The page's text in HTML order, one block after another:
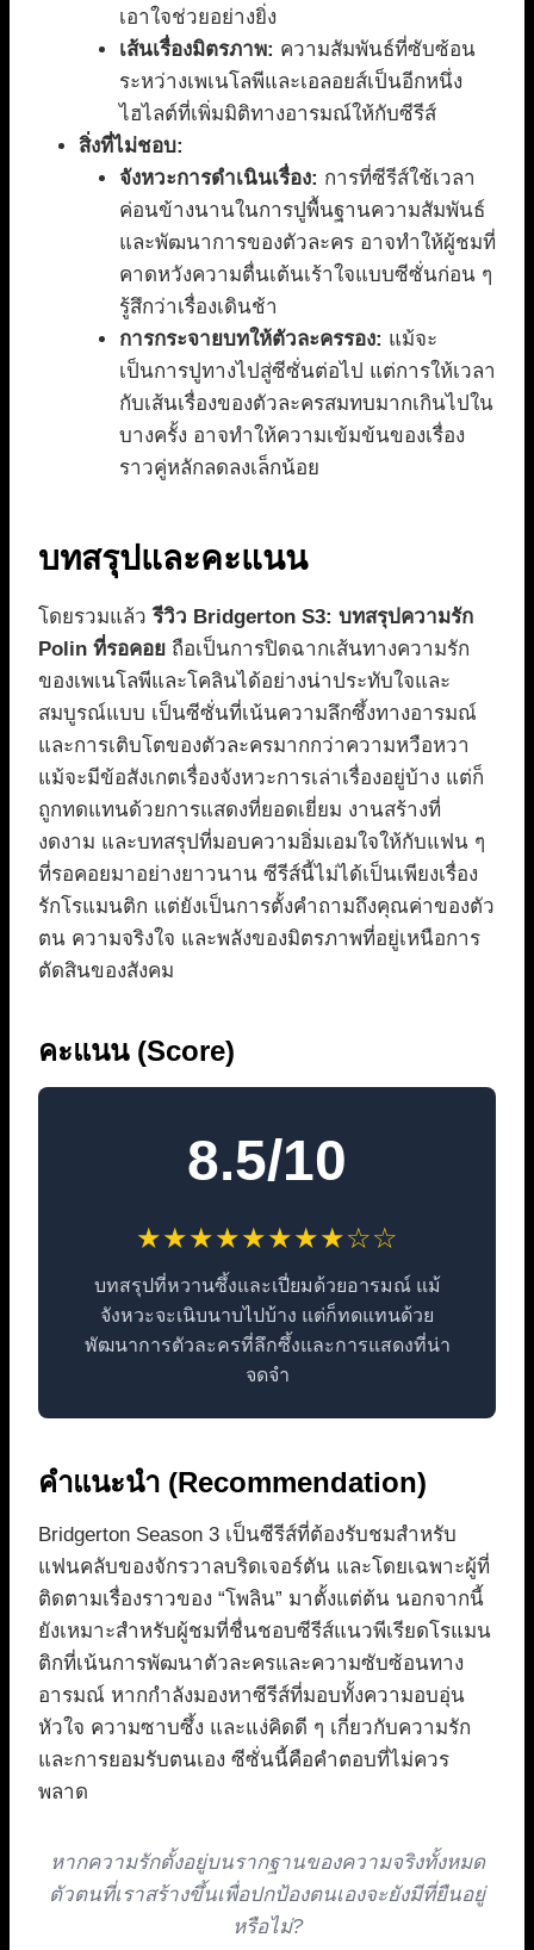
เอาใจช่วยอย่างยิ่ง
เส้นเรื่องมิตรภาพ: ความสัมพันธ์ที่ซับซ้อน
ระหว่างเพเนโลพีและเอลอยส์เป็นอีกหนึ่ง
ไฮไลต์ที่เพิ่มมิติทางอารมณ์ให้กับซีรีส์
สิ่งที่ไม่ชอบ:
จังหวะการดำเนินเรื่อง: การที่ซีรีส์ใช้เวลา
ค่อนข้างนานในการปูพื้นฐานความสัมพันธ์
และพัฒนาการของตัวละคร อาจทำให้ผู้ชมที่
คาดหวังความตื่นเต้นเร้าใจแบบซีซั่นก่อน ๆ
รู้สึกว่าเรื่องเดินช้า
การกระจายบทให้ตัวละครรอง: แม้จะ
เป็นการปูทางไปสู่ซีซั่นต่อไป แต่การให้เวลา
กับเส้นเรื่องของตัวละครสมทบมากเกินไปใน
บางครั้ง อาจทำให้ความเข้มข้นของเรื่อง
ราวคู่หลักลดลงเล็กน้อย
บทสรุปและคะแนน
โดยรวมแล้วรีวิว Bridgerton S3: บทสรุปความรัก
Polin ที่รอคอย ถือเป็นการปิดฉากเส้นทางความรัก
ของเพเนโลพีและโคลินได้อย่างน่าประทับใจและ
สมบูรณ์แบบ เป็นซีซั่นที่เน้นความลึกซึ้งทางอารมณ์
และการเติบโตของตัวละครมากกว่าความหวือหวา
แม้จะมีข้อสังเกตเรื่องจังหวะการเล่าเรื่องอยู่บ้าง แต่ก็
ถูกทดแทนด้วยการแสดงที่ยอดเยี่ยม งานสร้างที่
งดงาม และบทสรุปที่มอบความอิ่มเอมใจให้กับแฟน ๆ
ที่รอคอยมาอย่างยาวนาน ซีรีส์นี้ไม่ได้เป็นเพียงเรื่อง
รักโรแมนติก แต่ยังเป็นการตั้งคำถามถึงคุณค่าของตัว
ตน ความจริงใจ และพลังของมิตรภาพที่อยู่เหนือการ
ตัดสินของสังคม
คะแนน (Score)
8.5/10
★★★★★★★★☆☆
บทสรุปที่หวานซึ้งและเปี่ยมด้วยอารมณ์ แม้
จังหวะจะเนิบนาบไปบ้าง แต่ก็ทดแทนด้วย
พัฒนาการตัวละครที่ลึกซึ้งและการแสดงที่น่า
จดจำ
คำแนะนำ (Recommendation)
Bridgerton Season 3 เป็นซีรีส์ที่ต้องรับชมสำหรับ
แฟนคลับของจักรวาลบริดเจอร์ตัน และโดยเฉพาะผู้ที่
ติดตามเรื่องราวของ “โพลิน” มาตั้งแต่ต้น นอกจากนี้
ยังเหมาะสำหรับผู้ชมที่ชื่นชอบซีรีส์แนวพีเรียดโรแมน
ติกที่เน้นการพัฒนาตัวละครและความซับซ้อนทาง
อารมณ์ หากกำลังมองหาซีรีส์ที่มอบทั้งความอบอุ่น
หัวใจ ความซาบซึ้ง และแง่คิดดี ๆ เกี่ยวกับความรัก
และการยอมรับตนเอง ซีซั่นนี้คือคำตอบที่ไม่ควร
พลาด
หากความรักตั้งอยู่บนรากฐานของความจริงทั้งหมด
ตัวตนที่เราสร้างขึ้นเพื่อปกป้องตนเองจะยังมีที่ยืนอยู่
หรือไม่?